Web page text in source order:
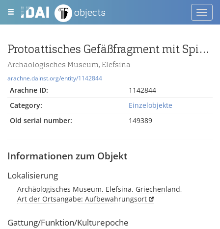
objects
Protoattisches Gefäßfragment mit Spiralranken
Archäologisches Museum, Elefsina
arachne.dainst.org/entity/1142844
Arachne ID:
1142844
Category:
Einzelobjekte
Old serial number:
149389
Informationen zum Objekt
Lokalisierung
Archäologisches Museum, Elefsina, Griechenland,
Art der Ortsangabe: Aufbewahrungsort
Gattung/Funktion/Kulturepoche